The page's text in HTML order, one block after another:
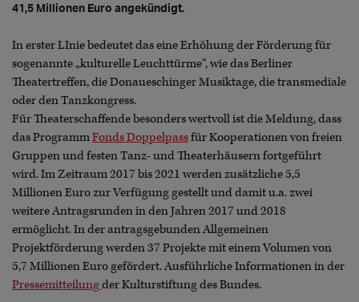
41,5 Millionen Euro angekündigt.
In erster LInie bedeutet das eine Erhöhung der Förderung für
sogenannte „kulturelle Leuchttürme“, wie das Berliner
Theatertreffen, die Donaueschinger Musiktage, die transmediale
oder den Tanzkongress.
Für Theaterschaffende besonders wertvoll ist die Meldung, dass
das ProgrammFonds Doppelpassfür Kooperationen von freien
Gruppen und festen Tanz- und Theaterhäusern fortgeführt
wird. Im Zeitraum 2017 bis 2021 werden zusätzliche 5,5
Millionen Euro zur Verfügung gestellt und damit u.a. zwei
weitere Antragsrunden in den Jahren 2017 und 2018
ermöglicht. In der antragsgebunden Allgemeinen
Projektförderung werden 37 Projekte mit einem Volumen von
5,7 Millionen Euro gefördert. Ausführliche Informationen in der
Pressemitteilungder Kulturstiftung des Bundes.